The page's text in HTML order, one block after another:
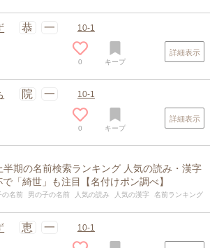
恭 一 10-1
0 キープ
詳細表示
院 一 10-1
0 キープ
詳細表示
半期の名前検索ランキング 人気の読み・漢字
「綺世」も注目【名付けポン調べ】
の名前 男の子の名前 人気の読み 人気の漢字 名前ランキング
恵 一 10-1